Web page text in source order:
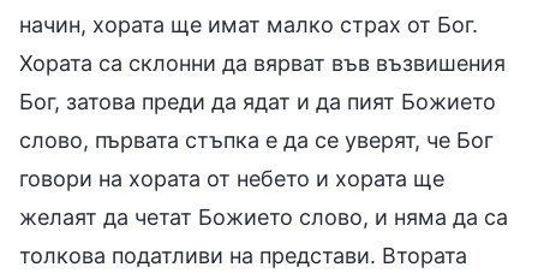
начин, хората ще имат малко страх от Бог.
Хората са склонни да вярват във възвишения
Бог, затова преди да ядат и да пият Божието
слово, първата стъпка е да се уверят, че Бог
говори на хората от небето и хората ще
желаят да четат Божието слово, и няма да са
толкова податливи на представи. Втората